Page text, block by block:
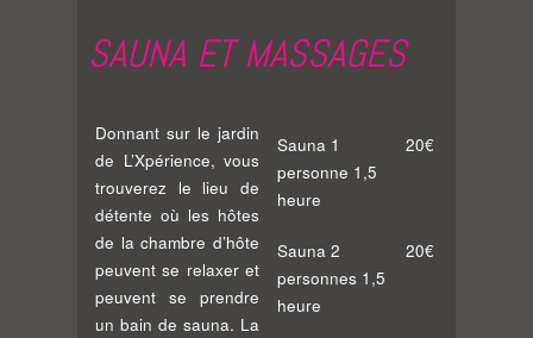
SAUNA ET MASSAGES
Donnant sur le jardin
de L’Xpérience, vous
trouverez le lieu de
détente où les hôtes
de la chambre d’hôte
peuvent se relaxer et
peuvent se prendre
un bain de sauna. La
Sauna 1
personne 1,5
heure
20€
Sauna 2
personnes 1,5
heure
20€